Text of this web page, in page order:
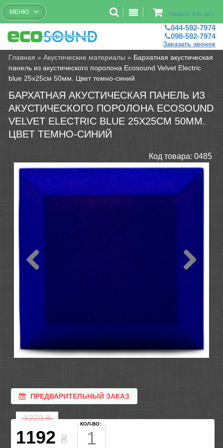
Бесплатный рассчет помещений
Товаров: 0 (0 грн.)
МЕНЮ
044-592-7974
098-592-7974
Заказать звонок
Главная »Акустические материалы » Бархатная акустическая
панель из акустического поролона Ecosound Velvet Electric
blue 25х25см 50мм. Цвет темно-синий
БАРХАТНАЯ АКУСТИЧЕСКАЯ ПАНЕЛЬ ИЗ
АКУСТИЧЕСКОГО ПОРОЛОНА ECOSOUND
VELVET ELECTRIC BLUE 25Х25СМ 50ММ.
ЦВЕТ ТЕМНО-СИНИЙ
Код товара: 0485
ПРЕДВАРИТЕЛЬНЫЙ ЗАКАЗ
1229₴
1192 ₴
КОЛ-ВО: